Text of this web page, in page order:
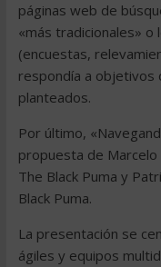
páginas web de
«más tradicionales» o
(encuestas,
respondía a objetivos
planteados.
Por último,
propuesta de
The Black Puma y
Black Puma.
La presentación se
ágiles y equipos